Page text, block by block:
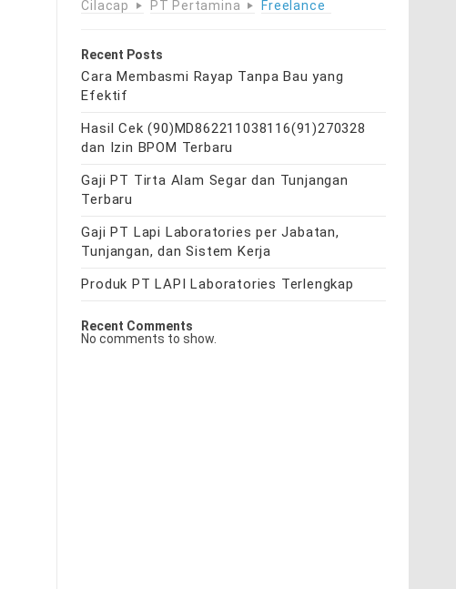
Cilacap PT Pertamina Freelance
Recent Posts
Cara Membasmi Rayap Tanpa Bau yang
Efektif
Hasil Cek (90)MD862211038116(91)270328
dan Izin BPOM Terbaru
Gaji PT Tirta Alam Segar dan Tunjangan
Terbaru
Gaji PT Lapi Laboratories per Jabatan,
Tunjangan, dan Sistem Kerja
Produk PT LAPI Laboratories Terlengkap
Recent Comments
No comments to show.